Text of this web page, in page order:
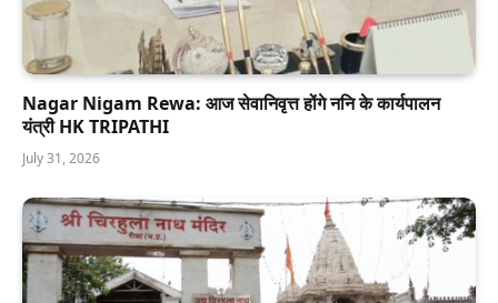
Nagar Nigam Rewa: आज सेवानिवृत्त होंगे ननि के कार्यपालन
यंत्री HK TRIPATHI
July 31, 2026